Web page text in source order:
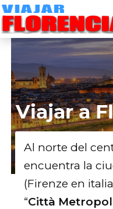
VIAJAR
Viajar a
Al norte del
encuentra la
(Firenze en
“Città